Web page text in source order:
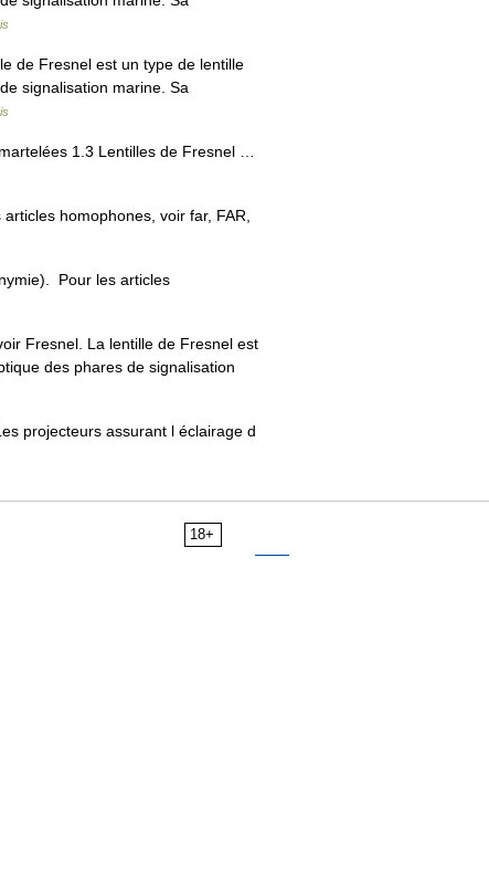
de Fresnel est un type de lentille
signalisation marine. Sa
1.3 Lentilles de Fresnel …
homophones, voir far, FAR,
Pour les articles
Fresnel. La lentille de Fresnel est
des phares de signalisation
projecteurs assurant l éclairage d
18+